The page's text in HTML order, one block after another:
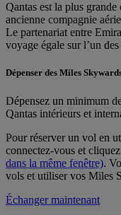
Qantas est la plus
ancienne compagnie
Le partenariat entre
voyage égale sur l’un
Dépenser des Miles
Dépensez un minimum
Qantas intérieurs et
Pour réserver un vol en
connectez-vous et
dans la même fenêtre).
vols et utiliser vos Miles
Échanger maintenant